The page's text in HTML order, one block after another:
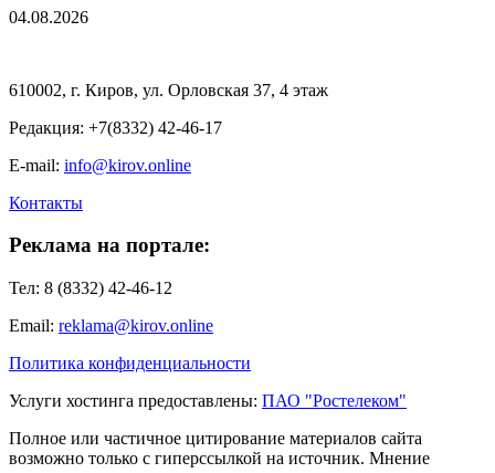
04.08.2026
610002, г. Киров, ул. Орловская 37, 4 этаж
Редакция: +7(8332) 42-46-17
E-mail: info@kirov.online
Контакты
Реклама на портале:
Тел: 8 (8332) 42-46-12
Email: reklama@kirov.online
Политика конфиденциальности
Услуги хостинга предоставлены: ПАО "Ростелеком"
Полное или частичное цитирование материалов сайта
возможно только с гиперссылкой на источник. Мнение